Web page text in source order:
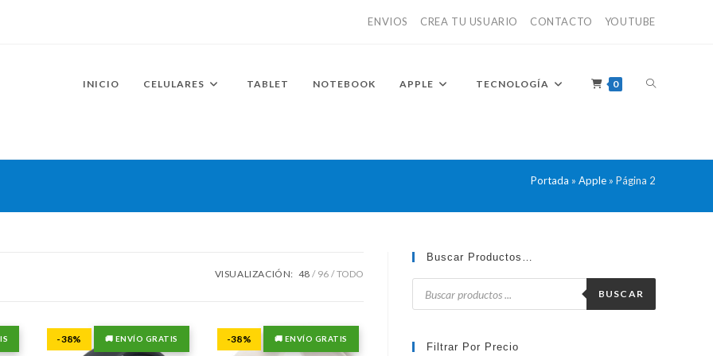
ENVIOS CREA TU USUARIO CONTACTO YOUTUBE
INICIO CELULARES TABLET NOTEBOOK APPLE TECNOLOGÍA 0 ALTERNAR
BÚSQUEDA
Portada » Apple » Página 2
VISUALIZACIÓN: 48 96 TODO
🚚 ENVÍO GRATIS
-38% 🚚 ENVÍO GRATIS
-38%
Buscar Productos…
Búsqueda
productos
BUSCAR
Filtrar Por Precio